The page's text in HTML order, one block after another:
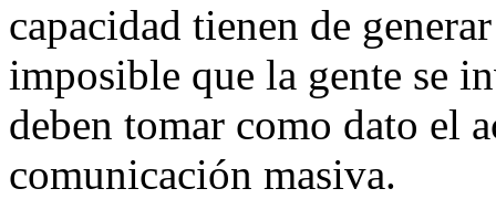
capacidad tienen de
imposible que la gente se
deben tomar como dato el
comunicación masiva.